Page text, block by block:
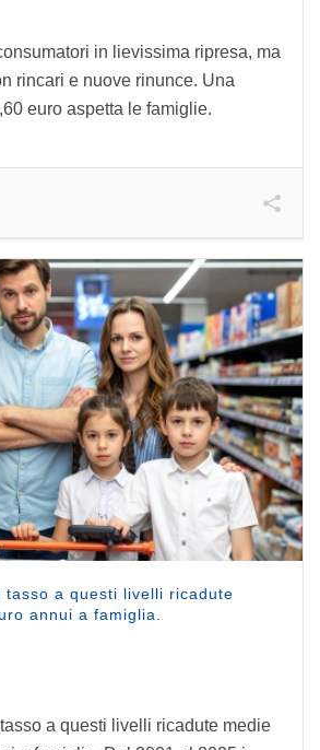
in lievissima ripresa, ma
rincari e nuove rinunce. Una
euro aspetta le famiglie.
tasso a questi livelli ricadute
annui a famiglia.
a questi livelli ricadute medie